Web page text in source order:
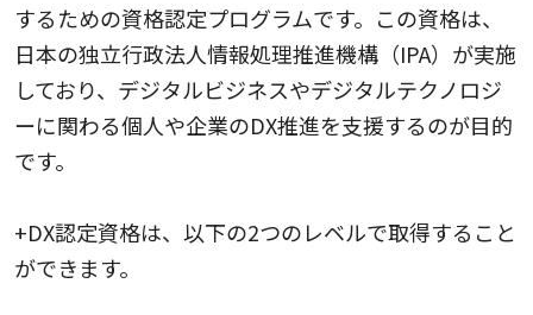
するための資格認定プログラムです。この資格は、
日本の独立行政法人情報処理推進機構（IPA）が実施
しており、デジタルビジネスやデジタルテクノロジ
ーに関わる個人や企業のDX推進を支援するのが目的
です。
+DX認定資格は、以下の2つのレベルで取得すること
ができます。